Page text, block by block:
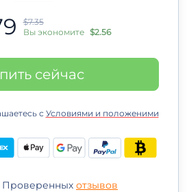
$7.35
Вы экономите $2.56
сейчас
с Условиями и положеними
Проверенных отзывов